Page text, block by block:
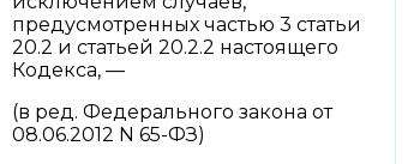
предусмотренных частью 3 статьи
20.2 и статьей 20.2.2 настоящего
Кодекса, —
(в ред. Федерального закона от
08.06.2012 N 65-ФЗ)